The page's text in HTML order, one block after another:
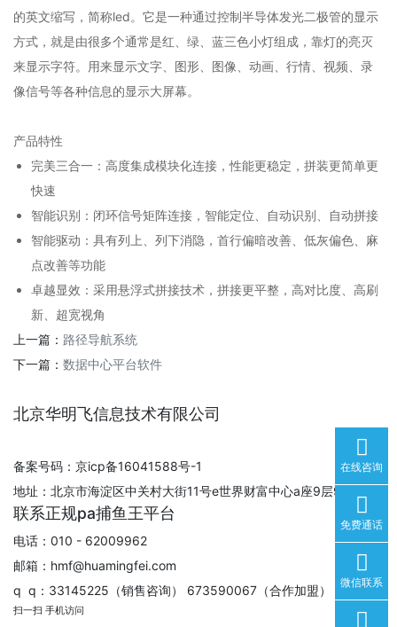
的英文缩写，简称led。它是一种通过控制半导体发光二极管的显示
方式，就是由很多个通常是红、绿、蓝三色小灯组成，靠灯的亮灭
来显示字符。用来显示文字、图形、图像、动画、行情、视频、录
像信号等各种信息的显示大屏幕。
产品特性
完美三合一：高度集成模块化连接，性能更稳定，拼装更简单更
快速
智能识别：闭环信号矩阵连接，智能定位、自动识别、自动拼接
智能驱动：具有列上、列下消隐，首行偏暗改善、低灰偏色、麻
点改善等功能
卓越显效：采用悬浮式拼接技术，拼接更平整，高对比度、高刷
新、超宽视角
上一篇： 路径导航系统
下一篇： 数据中心平台软件
北京华明飞信息技术有限公司
备案号码：京icp备16041588号-1
地址：北京市海淀区中关村大街11号e世界财富中心a座9层930室
联系正规pa捕鱼王平台
电话：010 - 62009962
邮箱： hmf@huamingfei.com
q q：33145225（销售咨询） 673590067（合作加盟）
扫一扫 手机访问
在线咨询
免费通话
微信联系